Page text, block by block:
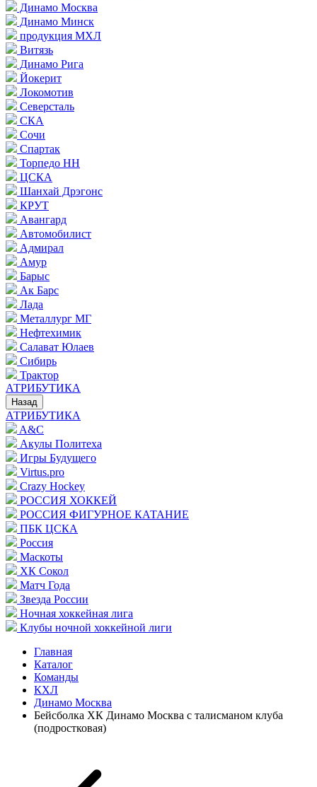
Динамо Москва
Динамо Минск
продукция МХЛ
Витязь
Динамо Рига
Йокерит
Локомотив
Северсталь
СКА
Сочи
Спартак
Торпедо НН
ЦСКА
Шанхай Дрэгонс
КРУТ
Авангард
Автомобилист
Адмирал
Амур
Барыс
Ак Барс
Лада
Металлург МГ
Нефтехимик
Салават Юлаев
Сибирь
Трактор
АТРИБУТИКА
Назад
АТРИБУТИКА
A&C
Акулы Политеха
Игры Будущего
Virtus.pro
Crazy Hockey
РОССИЯ ХОККЕЙ
РОССИЯ ФИГУРНОЕ КАТАНИЕ
ПБК ЦСКА
Россия
Маскоты
ХК Сокол
Матч Года
Звезда России
Ночная хоккейная лига
Клубы ночной хоккейной лиги
Главная
Каталог
Команды
КХЛ
Динамо Москва
Бейсболка ХК Динамо Москва с талисманом клуба
(подростковая)